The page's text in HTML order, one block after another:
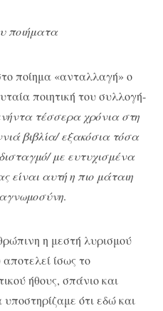
ποιήματα
ποίημα «ανταλλαγή» ο
ποιητική του συλλογή-
τέσσερα χρόνια στη
βιβλία/ εξακόσια τόσα
με ευτυχισμένα
είναι αυτή η πιο μάταιη
.
η μεστή λυρισμού
ίσως το
ήθους, σπάνιο και
ότι εδώ και